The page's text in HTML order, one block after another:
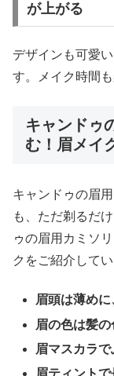
が上がる
デザインも可愛
す。メイク時間
キャンドゥ
む！眉メイ
キャンドゥの眉
も、ただ剃るだ
ゥの眉用カミソ
クをご紹介してい
眉頭は薄め
眉の色は髪
眉マスカラ
眉ティント